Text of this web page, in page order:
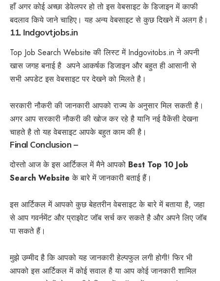
हाँ अगर कोई अच्छा डेवेलपर हो तो इस वेबसाइट के डिजाइन में काफी
बदलाव किये जाने चाहिए। यह अन्य वेबसाइट से कुछ दिखने में अलग है।
11. Indgovtjobs.in
Top Job Search Website की लिस्ट में Indgovitobs.in ने अपनी
खास जगह बनाई है अपने आकर्षक डिजाइन और बहुत ही आसानी से
सभी अपडेट इस वेबसाइट पर देखने को मिलते है।
सरकारी नौकरी की जानकारी आपको राज्य के अनुसार मिल सकती है।
अगर आप सरकारी नौकरी की खोज कर रहे है यानि नई वैकेंसी देखना
चाहते है तो यह वेबसाइट आपके बहुत काम की है।
Final Conclusion –
दोस्तो आज के इस आर्टिकल में मैने आपको Best Top 10 Job
Search Website के बारे में जानकारी बताई हैं।
इस आर्टिकल में आपको कुछ बेहतरीन वेबसाइट के बारे में बताया है, जहा
से आप गवर्नमेंट और प्राइवेट जॉब सर्च कर सकते है और अपने लिए जॉब
पा सकते हैं।
मुझे उम्मीद है कि आपको यह जानकारी हेल्पफुल लगी होगी! फिर भी
आपको इस आर्टिकल में कोई सवाल है या आप कोई जानकारी शामिल